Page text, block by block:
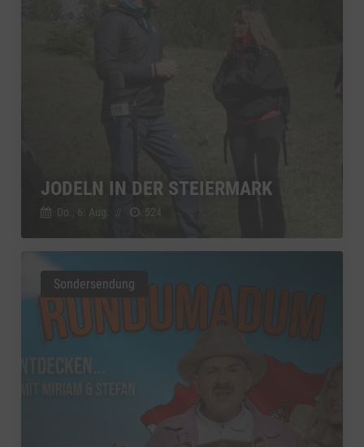
JODELN IN DER STEIERMARK
Do., 6. Aug. // 524
Sondersendung